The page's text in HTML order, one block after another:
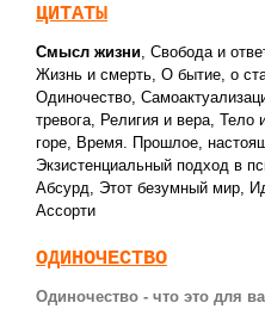
ЦИТАТЫ
Смысл жизни, Свобода и
Жизнь и смерть, О бытие, о
Одиночество,
тревога, Религия и вера, Тело
горе, Время. Прошлое,
Экзистенциальный подход в
Абсурд, Этот безумный мир,
Ассорти
ОДИНОЧЕСТВО
Одиночество - что это для